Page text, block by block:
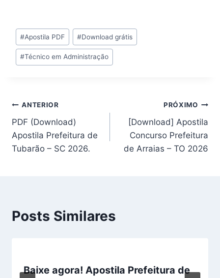
Tags
do
Post:
#Apostila PDF #Download grátis
#Técnico em Administração
Navegação
de
Post
ANTERIOR
PDF (Download)
Apostila Prefeitura de
Tubarão – SC 2026.
PRÓXIMO
[Download] Apostila
Concurso Prefeitura
de Arraias – TO 2026
Posts Similares
Baixe agora! Apostila Prefeitura de